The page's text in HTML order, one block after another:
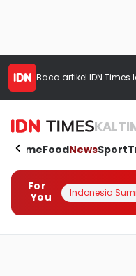
Baca artikel IDN Times
HomeFoodNewsSport
For
You
Indonesia